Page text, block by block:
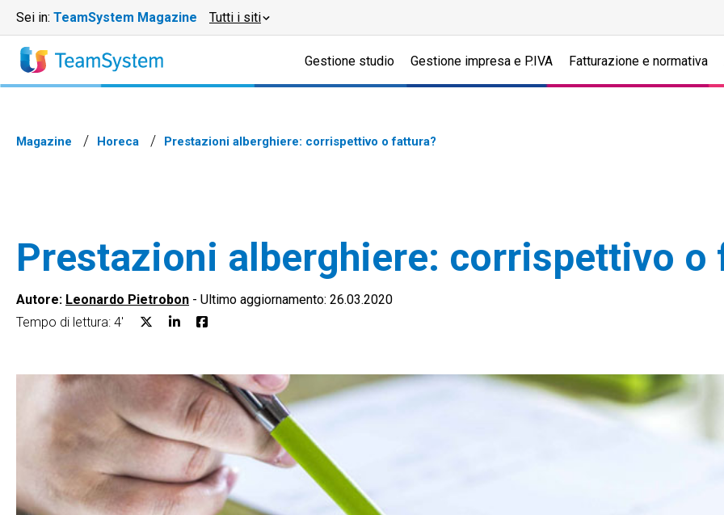
Sei in: TeamSystem Magazine Tutti i siti
Gestione studio Gestione impresa e P.IVA Fatturazione e normativa
Magazine Horeca Prestazioni alberghiere: corrispettivo o fattura?
Prestazioni alberghiere: corrispettivo o
Autore: Leonardo Pietrobon - Ultimo aggiornamento: 26.03.2020
Tempo di lettura: 4'